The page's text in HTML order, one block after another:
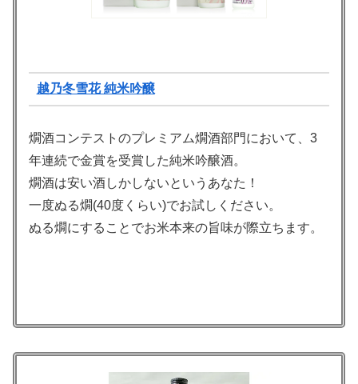
越乃冬雪花 純米吟醸
燗酒コンテストのプレミアム燗酒部門において、3
年連続で金賞を受賞した純米吟醸酒。
燗酒は安い酒しかしないというあなた！
一度ぬる燗(40度くらい)でお試しください。
ぬる燗にすることでお米本来の旨味が際立ちます。